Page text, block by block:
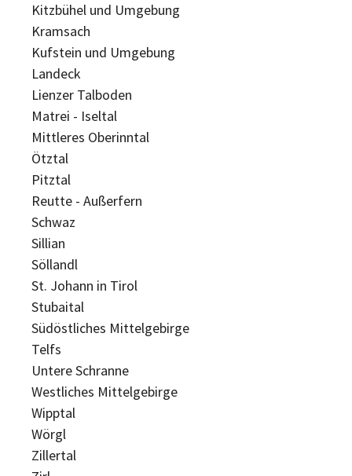
Kitzbühel und Umgebung
Kramsach
Kufstein und Umgebung
Landeck
Lienzer Talboden
Matrei - Iseltal
Mittleres Oberinntal
Ötztal
Pitztal
Reutte - Außerfern
Schwaz
Sillian
Söllandl
St. Johann in Tirol
Stubaital
Südöstliches Mittelgebirge
Telfs
Untere Schranne
Westliches Mittelgebirge
Wipptal
Wörgl
Zillertal